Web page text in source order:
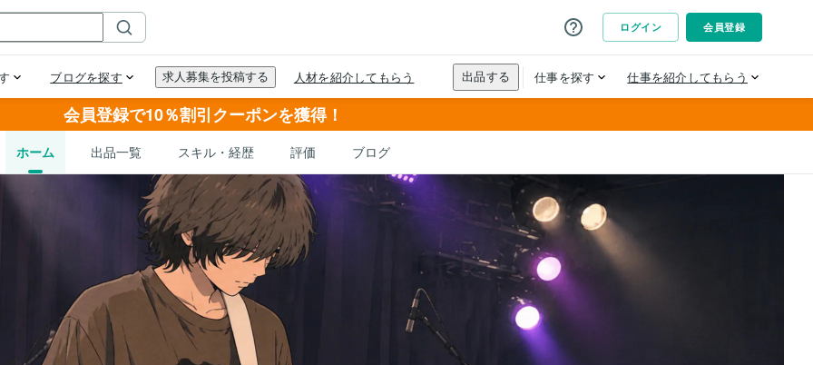
会員登録で10％割引クーポンを獲得！
ホーム 出品一覧 スキル・経歴 評価 ブログ